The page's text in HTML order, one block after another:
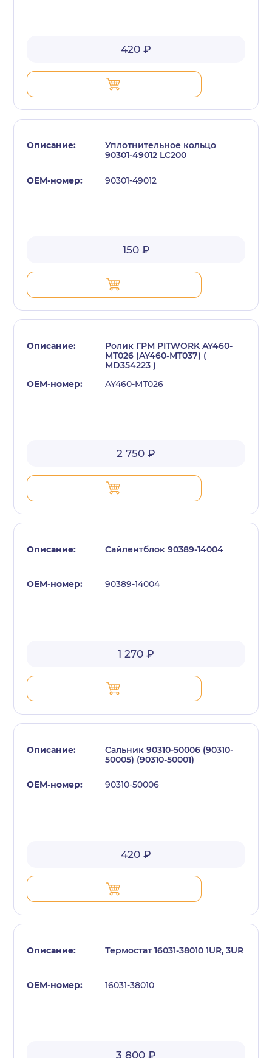
420 ₽
Уплотнительное кольцо
90301-49012 LC200
90301-49012
150 ₽
Ролик ГРМ PITWORK AY460-
MT026 (AY460-MT037) (
MD354223 )
AY460-MT026
2 750 ₽
Сайлентблок 90389-14004
90389-14004
1 270 ₽
Сальник 90310-50006 (90310-
50005) (90310-50001)
90310-50006
420 ₽
Термостат 16031-38010 1UR, 3UR
16031-38010
3 800 ₽